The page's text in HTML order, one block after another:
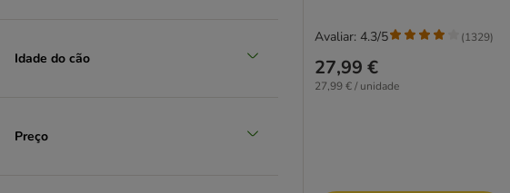
Idade do cão
Preço
27,99 €
27,99 € / unidade
Avaliar: 4.3/5 (1329)